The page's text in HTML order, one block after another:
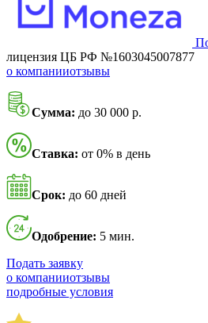
лицензия ЦБ РФ №1603045007877
о компанииотзывы
Сумма: до 30 000 р.
Ставка: от 0% в день
Срок: до 60 дней
Одобрение: 5 мин.
Подать заявку
о компанииотзывы
подробные условия